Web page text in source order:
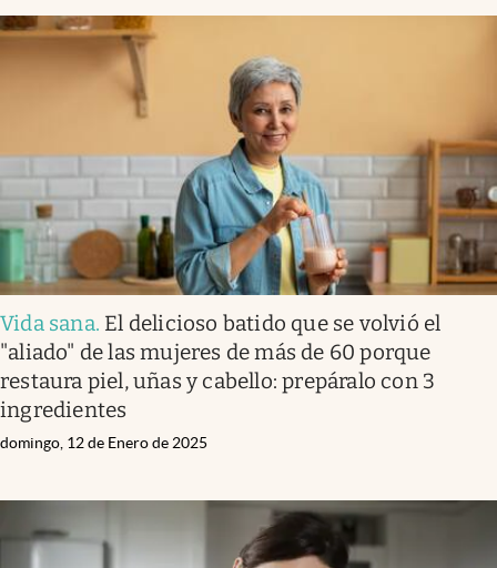
Vida sana. El delicioso batido que se volvió el
"aliado" de las mujeres de más de 60 porque
restaura piel, uñas y cabello: prepáralo con 3
ingredientes
domingo, 12 de Enero de 2025